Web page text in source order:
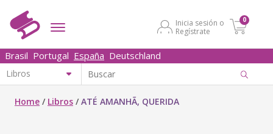
Inicia sesión o
Regístrate
0
Brasil Portugal España Deutschland
Home / Libros /ATÉ AMANHÃ, QUERIDA